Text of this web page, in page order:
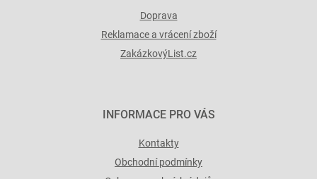
Doprava
Reklamace a vrácení zboží
ZakázkovýList.cz
INFORMACE PRO VÁS
Kontakty
Obchodní podmínky